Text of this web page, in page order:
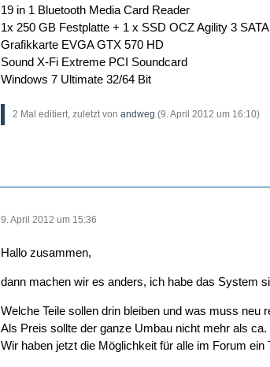
19 in 1 Bluetooth Media Card Reader
1x 250 GB Festplatte + 1 x SSD OCZ Agility 3
Grafikkarte EVGA GTX 570 HD
Sound X-Fi Extreme PCI Soundcard
Windows 7 Ultimate 32/64 Bit
2 Mal editiert, zuletzt von andweg (9. April 2012 um 16:10)
9. April 2012 um 15:36
Hallo zusammen,
dann machen wir es anders, ich habe das System
Welche Teile sollen drin bleiben und was muss neu
Als Preis sollte der ganze Umbau nicht mehr als
Wir haben jetzt die Möglichkeit für alle im Forum ein